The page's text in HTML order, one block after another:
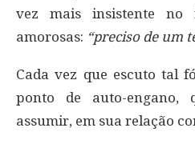
vez mais insistente no
amorosas: “preciso de um
Cada vez que escuto tal
ponto de auto-engano,
assumir, em sua relação